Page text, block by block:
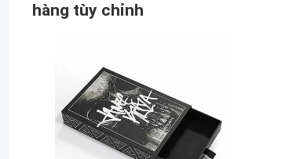
hàng tùy chỉnh